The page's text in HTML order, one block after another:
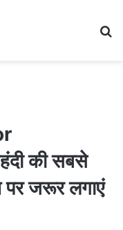
की सबसे
पर जरूर लगाएं